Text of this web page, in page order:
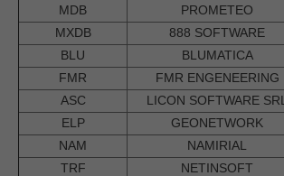
MDB
PROMETEO
MXDB
888 SOFTWARE
BLU
BLUMATICA
FMR
FMR ENGENEERING
ASC
LICON SOFTWARE SRL
ELP
GEONETWORK
NAM
NAMIRIAL
TRF
NETINSOFT